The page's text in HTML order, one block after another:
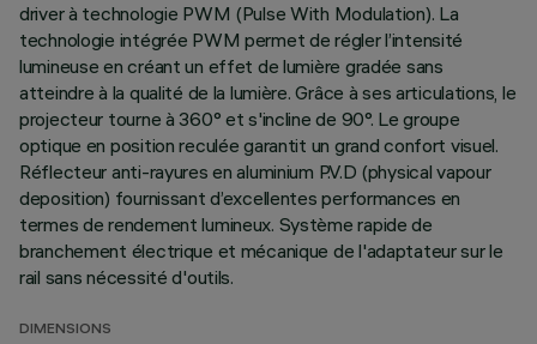
driver à technologie PWM (Pulse With Modulation). La
technologie intégrée PWM permet de régler l’intensité
lumineuse en créant un effet de lumière gradée sans
atteindre à la qualité de la lumière. Grâce à ses articulations, le
projecteur tourne à 360° et s'incline de 90°. Le groupe
optique en position reculée garantit un grand confort visuel.
Réflecteur anti-rayures en aluminium P.V.D (physical vapour
deposition) fournissant d’excellentes performances en
termes de rendement lumineux. Système rapide de
branchement électrique et mécanique de l'adaptateur sur le
rail sans nécessité d'outils.
DIMENSIONS